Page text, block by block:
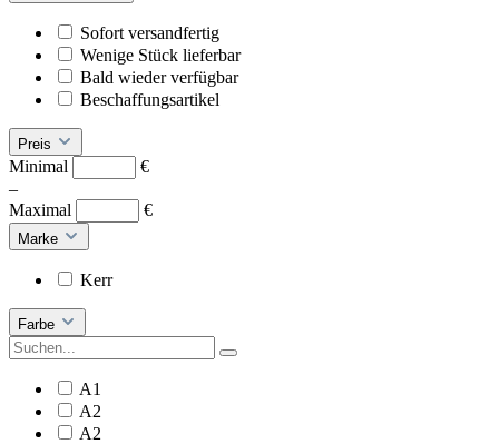
Sofort versandfertig
Wenige Stück lieferbar
Bald wieder verfügbar
Beschaffungsartikel
Preis
Minimal
€
–
Maximal
€
Marke
Kerr
Farbe
A1
A2
A2